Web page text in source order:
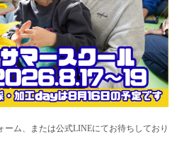
ーム、または公式LINEにてお待ちしており